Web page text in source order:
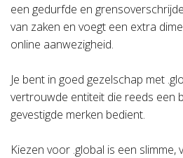
een gedurfde en
van zaken en voegt een extra
online aanwezigheid.
Je bent in goed gezelschap met
vertrouwde entiteit die reeds een
gevestigde merken bedient.
Kiezen voor .global is een slimme,